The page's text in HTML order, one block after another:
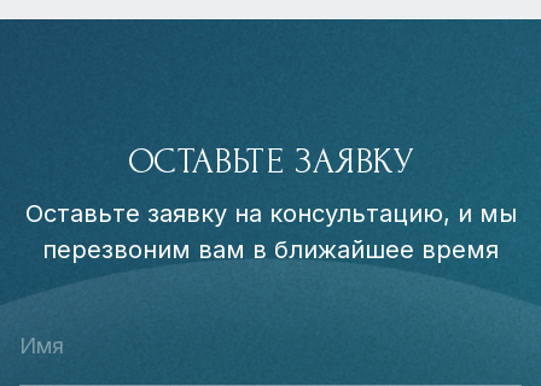
ОСТАВЬТЕ ЗАЯВКУ
Оставьте заявку на консультацию, и мы
перезвоним вам в ближайшее время